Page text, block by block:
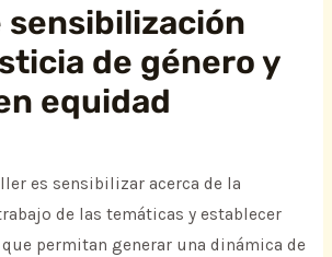
sensibilización
de género y
equidad
es sensibilizar acerca de la
de las temáticas y establecer
permitan generar una dinámica de